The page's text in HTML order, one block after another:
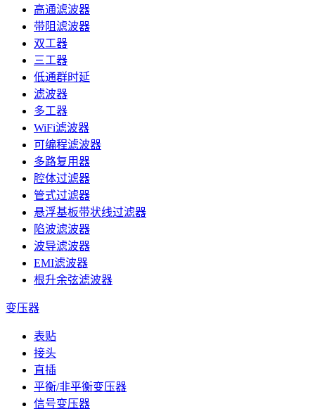
高通滤波器
带阻滤波器
双工器
三工器
低通群时延
滤波器
多工器
WiFi滤波器
可编程滤波器
多路复用器
腔体过滤器
管式过滤器
悬浮基板带状线过滤器
陷波滤波器
波导滤波器
EMI滤波器
根升余弦滤波器
变压器
表贴
接头
直插
平衡/非平衡变压器
信号变压器